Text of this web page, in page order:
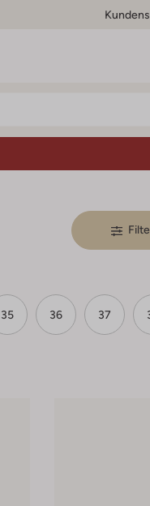
35 36 37